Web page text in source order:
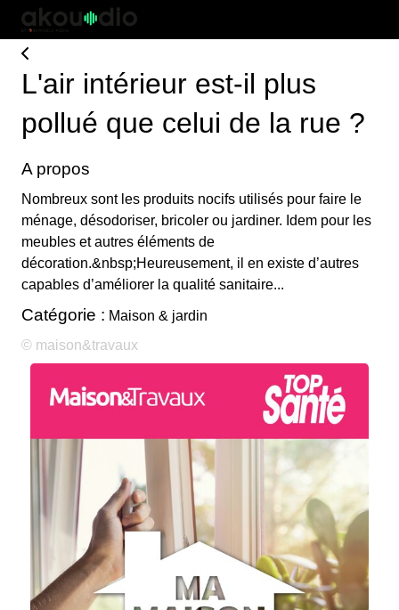
L'air intérieur est-il plus
pollué que celui de la rue ?
A propos
Nombreux sont les produits nocifs utilisés pour faire le
ménage, désodoriser, bricoler ou jardiner. Idem pour les
meubles et autres éléments de
décoration.&nbsp;Heureusement, il en existe d’autres
capables d’améliorer la qualité sanitaire...
Catégorie : Maison & jardin
© maison&travaux